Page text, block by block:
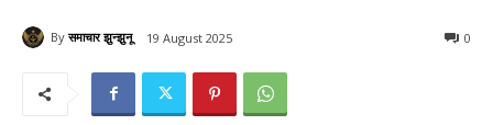
By समाचार झुन्झुनू 19 August 2025 0